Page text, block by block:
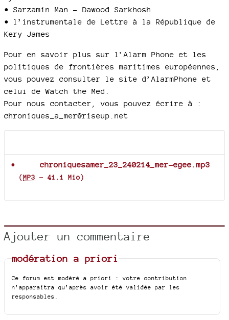
• Sarzamin Man - Dawood Sarkhosh
• l’instrumentale de Lettre à la République de
Kery James
Pour en savoir plus sur l’Alarm Phone et les
politiques de frontières maritimes européennes,
vous pouvez consulter le site d’AlarmPhone et
celui de Watch the Med.
Pour nous contacter, vous pouvez écrire à :
chroniques_a_mer@riseup.net
chroniquesamer_23_240214_mer-egee.mp3
(MP3 - 41.1 Mio)
Ajouter un commentaire
modération a priori
Ce forum est modéré a priori : votre contribution
n’apparaîtra qu’après avoir été validée par les
responsables.